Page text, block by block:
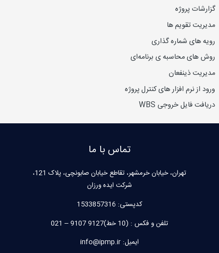
گزارشات پروژه
مدیریت تقویم ها
رویه های شماره گذاری
روش های محاسبه ی برنامه‌ای
مدیریت ذینفعان
ورود از نرم افزار های کنترل پروژه
دریافت فایل خروجی WBS
تماس با ما
تهران، خیابان خرمشهر، تقاطع خیابان صابونچی، پلاک 121،
شرکت ایده ورزان
کدپستی: 1533857316
تلفن و فکس : (10 خط)9127 9107 – 021
ایمیل: info@ipmp.ir